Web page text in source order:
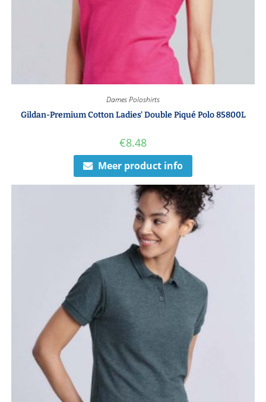
Dames Poloshirts
Gildan-Premium Cotton Ladies’ Double Piqué Polo 85800L
€8.48
Meer product info